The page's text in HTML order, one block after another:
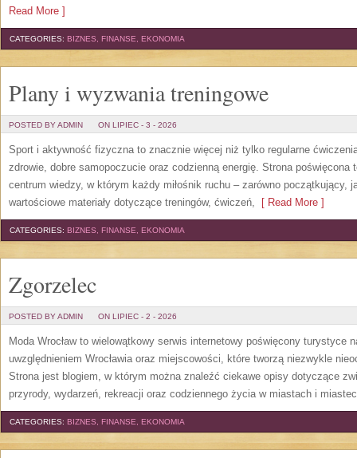
Read More ]
CATEGORIES: BIZNES, FINANSE, EKONOMIA
Plany i wyzwania treningowe
POSTED BY ADMIN ON LIPIEC - 3 - 2026
Sport i aktywność fizyczna to znacznie więcej niż tylko regularne
zdrowie, dobre samopoczucie oraz codzienną energię. Strona poświęcona
centrum wiedzy, w którym każdy miłośnik ruchu – zarówno początkujący,
wartościowe materiały dotyczące treningów, ćwiczeń, [ Read More ]
CATEGORIES: BIZNES, FINANSE, EKONOMIA
Zgorzelec
POSTED BY ADMIN ON LIPIEC - 2 - 2026
Moda Wrocław to wielowątkowy serwis internetowy poświęcony turystyce
uwzględnieniem Wrocławia oraz miejscowości, które tworzą niezwykle
Strona jest blogiem, w którym można znaleźć ciekawe opisy dotyczące
przyrody, wydarzeń, rekreacji oraz codziennego życia w miastach i
CATEGORIES: BIZNES, FINANSE, EKONOMIA